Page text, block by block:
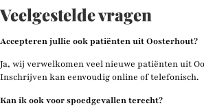
Veelgestelde vragen
Accepteren jullie ook patiënten uit Oosterhout?
Ja, wij verwelkomen veel nieuwe patiënten uit
Inschrijven kan eenvoudig online of telefonisch.
Kan ik ook voor spoedgevallen terecht?